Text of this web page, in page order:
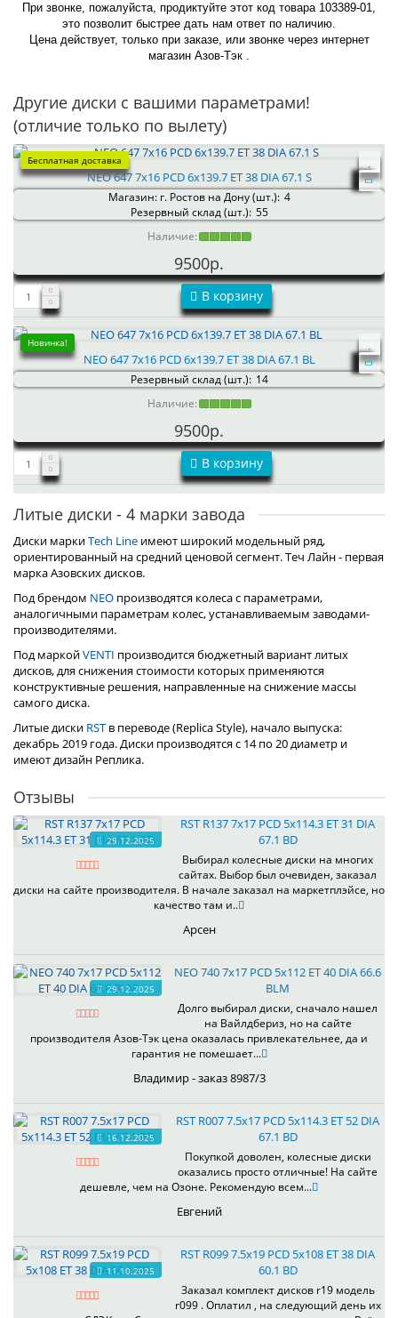
При звонке, пожалуйста, продиктуйте этот код товара 103389-01,
это позволит быстрее дать нам ответ по наличию.
Цена действует, только при заказе, или звонке через интернет
магазин Азов-Тэк .
Другие диски с вашими параметрами!
(отличие только по вылету)
Бесплатная доставка
NEO 647 7x16 PCD 6x139.7 ET 38 DIA 67.1 S
Магазин: г. Ростов на Дону (шт.): 4
Резервный склад (шт.): 55
Наличие:
9500р.
В корзину
Новинка!
NEO 647 7x16 PCD 6x139.7 ET 38 DIA 67.1 BL
Резервный склад (шт.): 14
Наличие:
9500р.
В корзину
Литые диски - 4 марки завода
Диски маркиTech Line имеют широкий модельный ряд,
ориентированный на средний ценовой сегмент. Теч Лайн - первая
марка Азовских дисков.
Под брендом NEO производятся колеса с параметрами,
аналогичными параметрам колес, устанавливаемым заводами-
производителями.
Под маркойVENTI производится бюджетный вариант литых
дисков, для снижения стоимости которых применяются
конструктивные решения, направленные на снижение массы
самого диска.
Литые диски RST в переводе (Replica Style), начало выпуска:
декабрь 2019 года. Диски производятся с 14 по 20 диаметр и
имеют дизайн Реплика.
Отзывы
29.12.2025
RST R137 7x17 PCD 5x114.3 ET 31 DIA
67.1 BD
Выбирал колесные диски на многих
сайтах. Выбор был очевиден, заказал
диски на сайте производителя. В начале заказал на маркетплэйсе, но
качество там и..
Арсен
29.12.2025
NEO 740 7x17 PCD 5x112 ET 40 DIA 66.6
BLM
Долго выбирал диски, сначало нашел
на Вайлдбериз, но на сайте
производителя Азов-Тэк цена оказалась привлекательнее, да и
гарантия не помешает...
Владимир - заказ 8987/3
16.12.2025
RST R007 7.5x17 PCD 5x114.3 ET 52 DIA
67.1 BD
Покупкой доволен, колесные диски
оказались просто отличные! На сайте
дешевле, чем на Озоне. Рекомендую всем...
Евгений
11.10.2025
RST R099 7.5x19 PCD 5x108 ET 38 DIA
60.1 BD
Заказал комплект дисков r19 модель
r099 . Оплатил , на следующий день их